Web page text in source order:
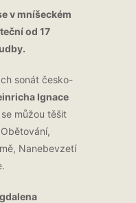
v mníšeckém
od 17
sonát česko-
Ignace
můžou těšit
Nanebevzetí